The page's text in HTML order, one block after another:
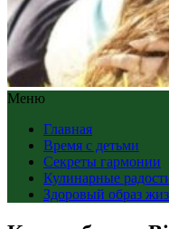
Меню
Главная
Время с детьми
Секреты гармонии
Кулинарные
Здоровый образ